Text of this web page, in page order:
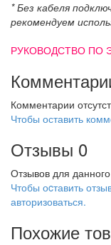
* Без кабеля
рекомендуем
РУКОВОДСТВО ПО
Комментарии
Чтобы оставить
Отзывы 0
Отзывов для
Чтобы оcтавить
авторизоваться.
Похожие